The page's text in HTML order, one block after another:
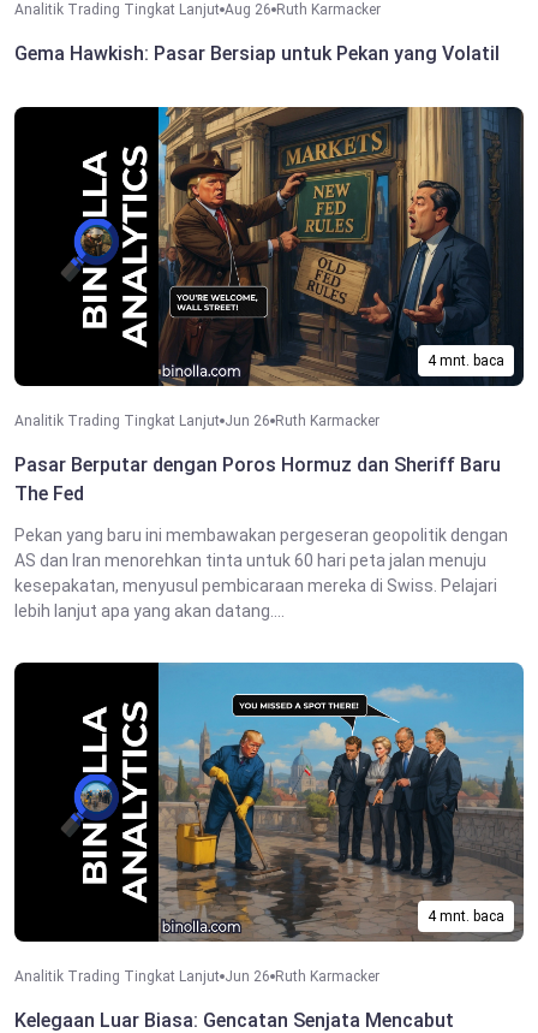
Analitik Trading Tingkat Lanjut Aug 26 Ruth Karmacker
Gema Hawkish: Pasar Bersiap untuk Pekan yang Volatil
4 mnt. baca
Analitik Trading Tingkat Lanjut Jun 26 Ruth Karmacker
Pasar Berputar dengan Poros Hormuz dan Sheriff Baru
The Fed
Pekan yang baru ini membawakan pergeseran geopolitik dengan
AS dan Iran menorehkan tinta untuk 60 hari peta jalan menuju
kesepakatan, menyusul pembicaraan mereka di Swiss. Pelajari
lebih lanjut apa yang akan datang....
4 mnt. baca
Analitik Trading Tingkat Lanjut Jun 26 Ruth Karmacker
Kelegaan Luar Biasa: Gencatan Senjata Mencabut